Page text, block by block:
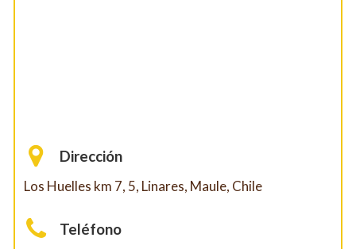
Dirección
Los Huelles km 7, 5, Linares, Maule, Chile
Teléfono